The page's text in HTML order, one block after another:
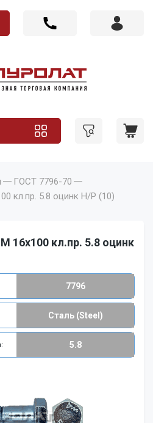
ГОСТ 7796-70
кл.пр. 5.8 оцинк Н/Р (10)
16x100 кл.пр. 5.8 оцинк
7796
Сталь (Steel)
5.8